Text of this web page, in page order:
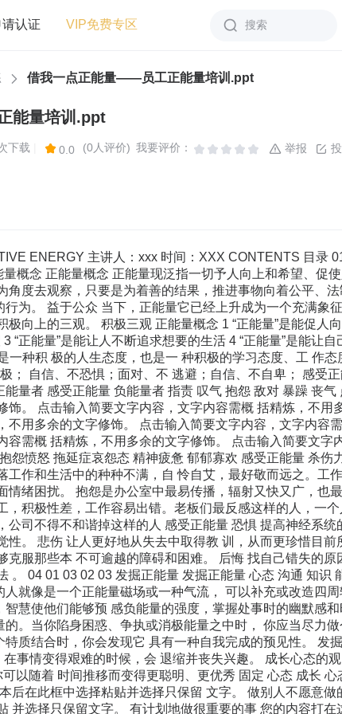
请认证 VIP免费专区
搜索
借我一点正能量——员工正能量培训.ppt
能量培训.ppt
下载 0.0 (0人评价) 我要评价： 举报
ENERGY 主讲人：xxx 时间：XXX CONTENTS 目录
概念 正能量概念 正能量现泛指一切予人向上和希望、促
角度去观察，只要是为着善的结果，推进事物向着公平、
为。 益于公众 当下，正能量它已经上升成为一个充满象
向上的三观。 积极三观 正能量概念 1 “正能量”是能促人
“正能量”是能让人不断追求想要的生活 4 “正能量”是能让
一种积 极的人生态度，也是一 种积极的学习态度、工 作态
； 自信、不恐惧；面对、不 逃避；自信、不自卑； 感受
量者 感受正能量 负能量者 指责 叹气 抱怨 敌对 暴躁 丧气
饰。 点击输入简要文字内容，文字内容需概 括精炼，不用
不用多余的文字修饰。 点击输入简要文字内容，文字内容
容需概 括精炼，不用多余的文字修饰。 点击输入简要文字
怨愤怒 拖延症哀怨态 精神疲惫 郁郁寡欢 感受正能量 杀伤
工作和生活中的种种不满，自 怜自艾，最好敬而远之。工
情绪困扰。 抱怨是办公室中最易传播，辐射又快又广，也
，积极性差，工作容易出错。老板们最反感这样的人，一
公司不得不和谐掉这样的人 感受正能量 恐惧 提高神经系统
性。 悲伤 让人更好地从失去中取得教 训，从而更珍惜目前
克服那些本 不可逾越的障碍和困难。 后悔 找自己错失的原
。 04 01 03 02 03 发掘正能量 发掘正能量 心态 沟通 知识
人就像是一个正能量磁场或一种气流， 可以补充或改造四
智慧使他们能够预 感负能量的强度，掌握处事时的幽默
。当你陷身困惑、争执或消极能量之中时， 你应当尽力
质结合时，你会发现它 具有一种自我完成的预见性。 发
在事情变得艰难的时候，会 退缩并丧失兴趣。 成长心态的
以随着 时间推移而变得更聪明、更优秀 固定 心态 成长
后在此框中选择粘贴并选择只保留 文字。 做别人不愿意做
并选择只保留文字。 有计划地做很重要的事 您的内容打在